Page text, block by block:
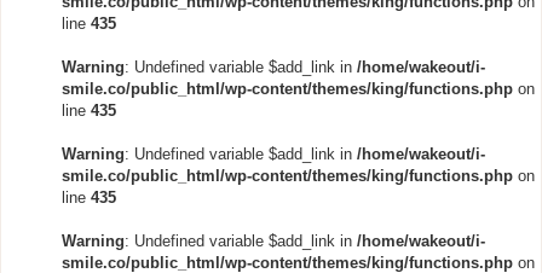
line 435
Warning: Undefined variable $add_link in /home/wakeout/i-
smile.co/public_html/wp-content/themes/king/functions.php on
line 435
Warning: Undefined variable $add_link in /home/wakeout/i-
smile.co/public_html/wp-content/themes/king/functions.php on
line 435
Warning: Undefined variable $add_link in /home/wakeout/i-
smile.co/public_html/wp-content/themes/king/functions.php on